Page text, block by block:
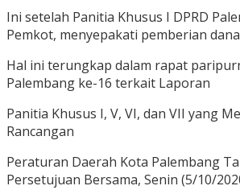
Ini setelah Panitia Khusus I DPRD
Pemkot, menyepakati pemberian
Hal ini terungkap dalam rapat
Palembang ke-16 terkait Laporan
Panitia Khusus I, V, VI, dan VII yang
Rancangan
Peraturan Daerah Kota Palembang
Persetujuan Bersama, Senin (5/10/